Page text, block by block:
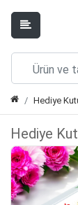
Hediye
Hediye